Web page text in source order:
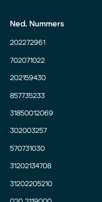
Ned. Nummers
202272961
702071022
202159430
857735233
31850012069
302003257
570731030
31202134708
31202205210